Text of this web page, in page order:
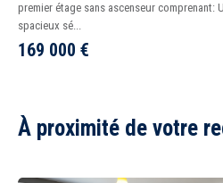
premier étage sans ascenseur comprenant:
spacieux sé...
169 000 €
À proximité de votre